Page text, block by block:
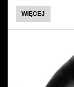
WIĘCEJ
MARCIN